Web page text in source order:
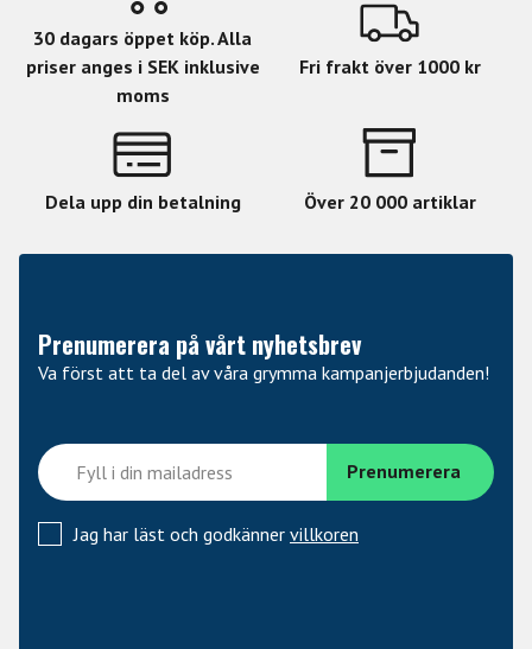
30 dagars öppet köp. Alla
priser anges i SEK inklusive
moms
Fri frakt över 1000 kr
Dela upp din betalning Över 20 000 artiklar
Prenumerera på vårt nyhetsbrev
Va först att ta del av våra grymma kampanjerbjudanden!
Jag har läst och godkänner villkoren